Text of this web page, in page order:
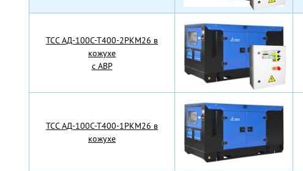
TCC АД-100С-Т400-2РКМ26 в
кожухе
с АВР
TCC АД-100С-Т400-1РКМ26 в
кожухе